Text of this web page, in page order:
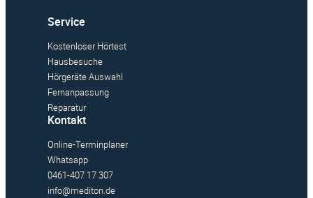
Service
Kostenloser Hörtest
Hausbesuche
Hörgeräte Auswahl
Fernanpassung
Reparatur
Kontakt
Online-Terminplaner
Whatsapp
0461-407 17 307
info@mediton.de